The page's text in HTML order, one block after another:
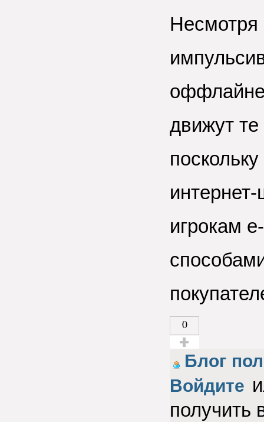
Несмотря
движут
игрокам
0
Голос за!
Блог
Войдите
получить